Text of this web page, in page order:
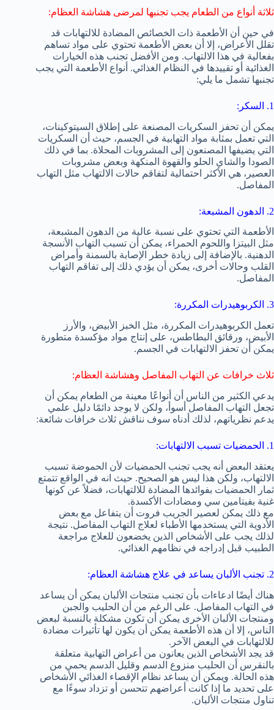
ثلاثة أنواع من الطعام يجب تجنبها لمرضى هشاشة العظام:
في حين أن الأطعمة ذات الخصائص المضادة للالتهابات قد
تقلل الأعراض، إلا أن بعض الأطعمة تحتوي على مواد تساهم
بفعالية في هذا الالتهاب. ومن الأفضل تجنب هذه الخيارات
الغذائية أو تقييدها في النظام الغذائي. أنواع الأطعمة التي يجب
تجنبها تشمل ما يلي:
1. السكر:
يمكن أن تحفز السكريات المصنعة على إطلاق السيتوكينات،
التي تعمل بمثابة مواد التهابية في الجسم، حيث أن السكريات
التي يضيفها المصنعون إلى المشروبات المحلاة. بما في ذلك
الصودا والشاي الحلو والقهوة المنكهة وبعض مشروبات
العصير، هي الأكثر احتمالية لتفاقم حالات الالتهاب مثل التهاب
المفاصل.
2. الدهون المشبعة:
الأطعمة التي تحتوي على نسبة عالية من الدهون المشبعة،
مثل البيتزا واللحوم الحمراء، يمكن أن تسبب التهاب الأنسجة
الدهنية. بالإضافة إلى زيادة خطر الإصابة بالسمنة وأمراض
القلب وحالات أخرى، يمكن أن يؤدي ذلك إلى تفاقم التهاب
المفاصل.
3. الكربوهيدرات المكررة:
تعمل الكربوهيدرات المكررة، مثل الخبز الأبيض، والأرز
الأبيض، ورقائق البطاطس، على إنتاج مواد مؤكسدة متطورة
يمكن أن تحفز الالتهابات في الجسم.
ثلاث خرافات عن التهاب المفاصل وهشاشة العظام:
يدعي الكثير من الناس أن أنواعًا معينة من الطعام يمكن أن
تجعل التهاب المفاصل أسوأ، ولكن لا يوجد دائمًا دليل علمي
يدعم نظرياتهم، لذلك أدناه سوف نناقش ثلاث خرافات شائعة:
1. الحمضيات تسبب الالتهابات:
يعتقد البعض أنه يجب تجنب الحمضيات لأن الحموضة تسبب
الالتهاب، ولكن هذا ليس هو الصحيح. حيث انه في الواقع تتمتع
ثمار الحمضيات بفوائدها المضادة للالتهابات، فضلاً عن كونها
غنية بفيتامين سي ومضادات الأكسدة.
مع ذلك يمكن لعصير الجريب فروت أن يتفاعل مع بعض
الأدوية التي يستخدمها الأطباء لعلاج التهاب المفاصل. نتيجة
لذلك يجب على الأشخاص الذين يخضعون للعلاج مراجعة
الطبيب قبل إدراجه في نظامهم الغذائي.
2. تجنب الألبان يساعد في علاج هشاشة العظام:
هناك أيضًا ادعاءات بأن تجنب منتجات الألبان يمكن أن يساعد
في التهاب المفاصل. على الرغم من أن الحليب والجبن
ومنتجات الألبان الأخرى يمكن أن تكون مشكلة بالنسبة لبعض
الناس، إلا أن هذه الأطعمة يمكن أن يكون لها تأثيرات مضادة
للالتهابات في البعض الآخر.
قد يجد الأشخاص الذين يعانون من أعراض التهابية متعلقة
بالنقرس أن الحليب منزوع الدسم وقليل الدسم يحمي من
هذه الحالة. ويمكن أن يساعد نظام الإقصاء الغذائي الأشخاص
على تحديد ما إذا كانت أعراضهم تتحسن أو تزداد سوءًا مع
تناول منتجات الألبان.